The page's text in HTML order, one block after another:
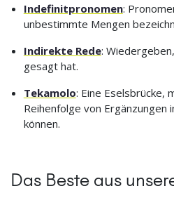
Indefinitpronomen:
unbestimmte Mengen
Indirekte Rede:
gesagt hat.
Tekamolo: Eine Eselsbrücke,
Reihenfolge von Ergänzungen
können.
Das Beste aus